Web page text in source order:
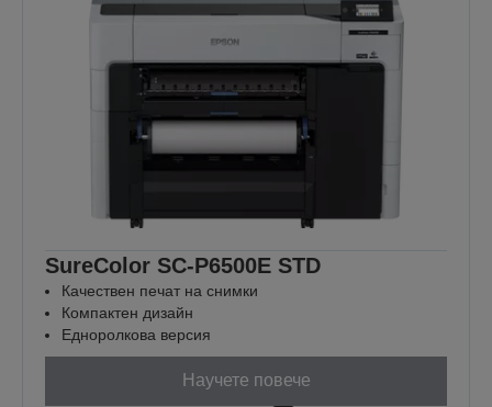
SureColor SC-P6500E STD
Качествен печат на снимки
Компактен дизайн
Едноролкова версия
Научете повече